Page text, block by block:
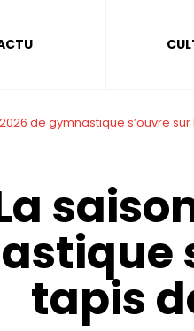
de gymnastique s’ouvre
tapis